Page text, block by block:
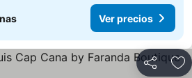
Ver precios
Compartir